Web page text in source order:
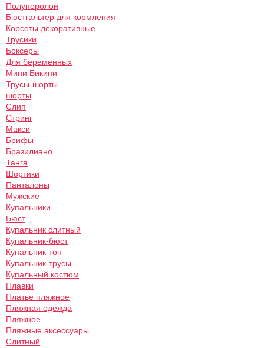
Полупоролон
Бюстгальтер для кормления
Корсеты декоративные
Трусики
Боксеры
Для беременных
Мини Бикини
Трусы-шорты
шорты
Слип
Стринг
Макси
Брифы
Бразилиано
Танга
Шортики
Панталоны
Мужские
Купальники
Бюст
Купальник слитный
Купальник-бюст
Купальник-топ
Купальник-трусы
Купальный костюм
Плавки
Платье пляжное
Пляжная одежда
Пляжное
Пляжные аксессуары
Слитный